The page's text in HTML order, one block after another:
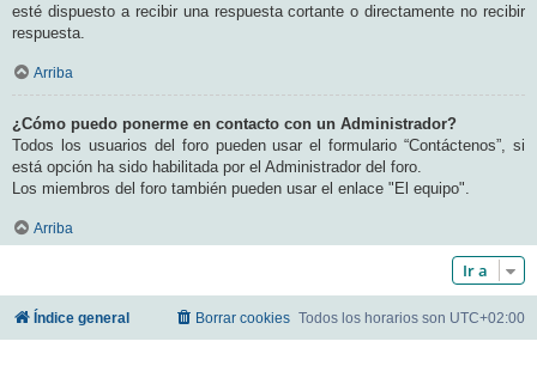
esté dispuesto a recibir una respuesta cortante o directamente no recibir
respuesta.
Arriba
¿Cómo puedo ponerme en contacto con un Administrador?
Todos los usuarios del foro pueden usar el formulario “Contáctenos”, si
está opción ha sido habilitada por el Administrador del foro.
Los miembros del foro también pueden usar el enlace "El equipo".
Arriba
Ir a
Índice general Todos los horarios son UTC+02:00
Borrar cookies